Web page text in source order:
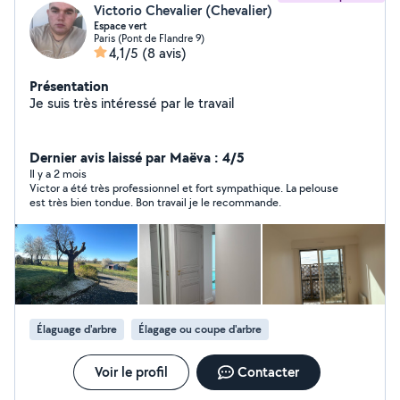
Victorio Chevalier (Chevalier)
Espace vert
Paris (Pont de Flandre 9)
4,1/5 (8 avis)
Présentation
Je suis très intéressé par le travail
Dernier avis laissé par Maëva : 4/5
Il y a 2 mois
Victor a été très professionnel et fort sympathique. La pelouse
est très bien tondue. Bon travail je le recommande.
Élaguage d'arbre Élagage ou coupe d'arbre
Voir le profil Contacter